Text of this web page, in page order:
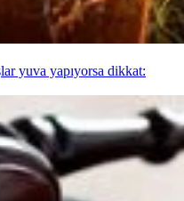
yuva yapıyorsa dikkat: